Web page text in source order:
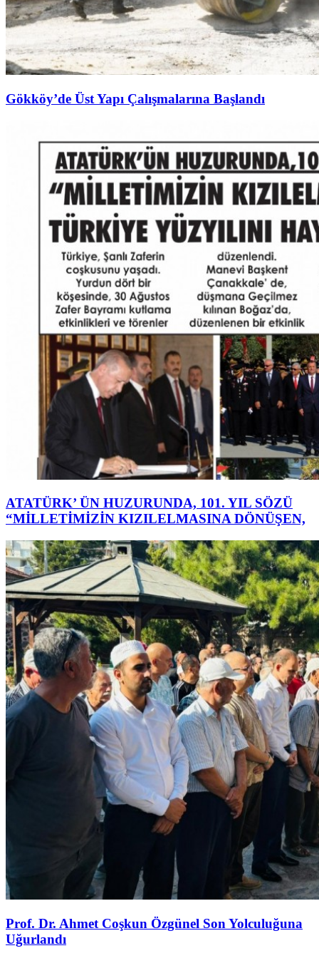
Gökköy’de Üst Yapı Çalışmalarına Başlandı
ATATÜRK’ ÜN HUZURUNDA, 101. YIL SÖZÜ
“MİLLETİMİZİN KIZILELMASINA DÖNÜŞEN,
Prof. Dr. Ahmet Coşkun Özgünel Son Yolculuğuna
Uğurlandı